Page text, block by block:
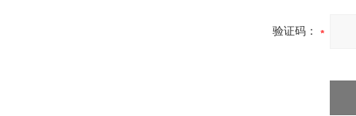
验证码：